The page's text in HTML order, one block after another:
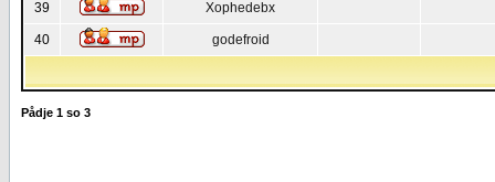
39 Xophedebx
40 godefroid
Pådje 1 so 3